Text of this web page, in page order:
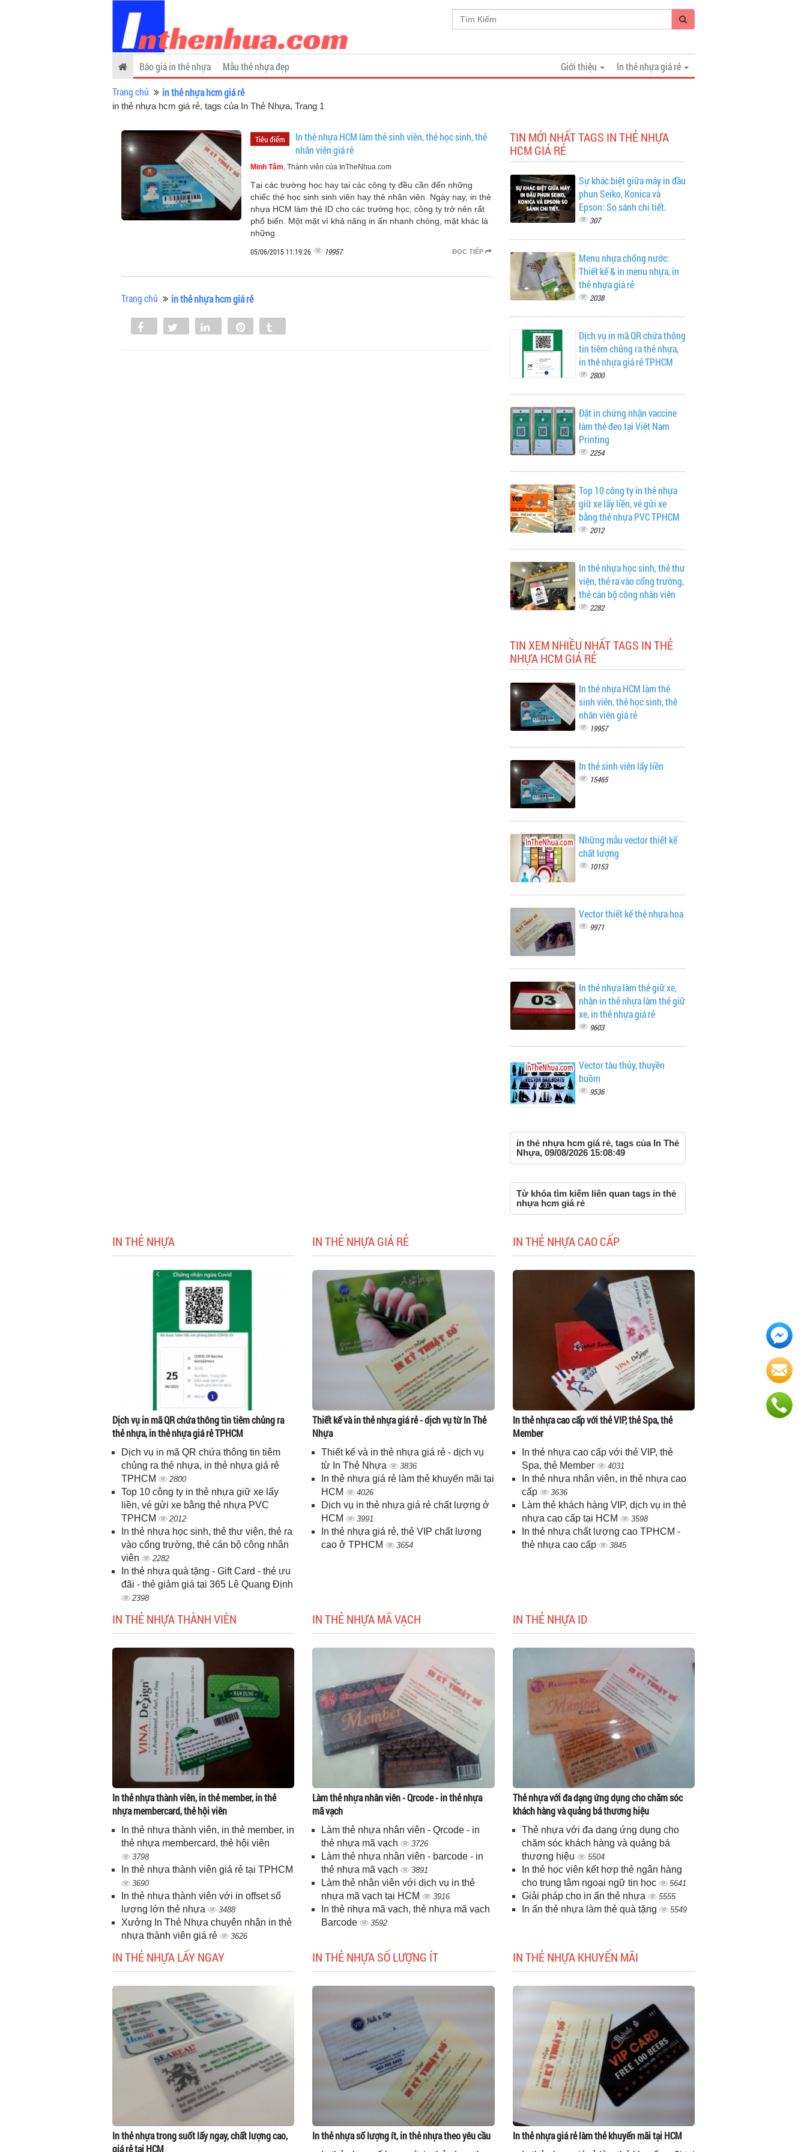
In thẻ nhựa giá rẻ
Báo giá in thẻ nhựa Mẫu thẻ nhựa đẹp
Giới thiệu
Trang chủ
in thẻ nhựa hcm giá rẻ
in thẻ nhựa hcm giá rẻ, tags của In Thẻ Nhựa, Trang 1
Tiêu điểm
In thẻ nhựa HCM làm thẻ sinh viên, thẻ học sinh, thẻ
nhân viên giá rẻ
Minh Tâm, Thành viên của InTheNhua.com
Tại các trường học hay tại các công ty đều cần đến những
chiếc thẻ học sinh sinh viên hay thẻ nhân viên. Ngày nay, in thẻ
nhựa HCM làm thẻ ID cho các trường học, công ty trở nên rất
phổ biến. Một mặt vì khả năng in ấn nhanh chóng, mặt khác là
những
ĐỌC TIẾP
05/06/2015 11:19:26 19957
Trang chủ in thẻ nhựa hcm giá rẻ
Share Tweet Share
TIN MỚI NHẤT TAGS IN THẺ NHỰA
HCM GIÁ RẺ
Sự khác biệt giữa máy in đầu
phun Seiko, Konica và
Epson: So sánh chi tiết.
307
Menu nhựa chống nước:
Thiết kế & in menu nhựa, in
thẻ nhựa giá rẻ
2038
Dịch vụ in mã QR chứa thông
tin tiêm chủng ra thẻ nhựa,
in thẻ nhựa giá rẻ TPHCM
2800
Đặt in chứng nhận vaccine
làm thẻ đeo tại Việt Nam
Printing
2254
Top 10 công ty in thẻ nhựa
giữ xe lấy liền, vé gửi xe
bằng thẻ nhựa PVC TPHCM
2012
In thẻ nhựa học sinh, thẻ thư
viện, thẻ ra vào cổng trường,
thẻ cán bộ công nhân viên
2282
TIN XEM NHIỀU NHẤT TAGS IN THẺ
NHỰA HCM GIÁ RẺ
In thẻ nhựa HCM làm thẻ
sinh viên, thẻ học sinh, thẻ
nhân viên giá rẻ
19957
In thẻ sinh viên lấy liền
15465
Những mẫu vector thiết kế
chất lượng
10153
Vector thiết kế thẻ nhựa hoa
9971
In thẻ nhựa làm thẻ giữ xe,
nhận in thẻ nhựa làm thẻ giữ
xe, in thẻ nhựa giá rẻ
9603
Vector tàu thủy, thuyền
buồm
9536
in thẻ nhựa hcm giá rẻ, tags của In Thẻ
Nhựa, 09/08/2026 15:08:49
Từ khóa tìm kiếm liên quan tags in thẻ
nhựa hcm giá rẻ
IN THẺ NHỰA
Dịch vụ in mã QR chứa thông tin tiêm chủng ra
thẻ nhựa, in thẻ nhựa giá rẻ TPHCM
Dịch vụ in mã QR chứa thông tin tiêm
chủng ra thẻ nhựa, in thẻ nhựa giá rẻ
TPHCM
2800
Top 10 công ty in thẻ nhựa giữ xe lấy
liền, vé gửi xe bằng thẻ nhựa PVC
TPHCM
2012
In thẻ nhựa học sinh, thẻ thư viện, thẻ ra
vào cổng trường, thẻ cán bộ công nhân
viên
2282
In thẻ nhựa quà tặng - Gift Card - thẻ ưu
đãi - thẻ giảm giá tại 365 Lê Quang Định
2398
IN THẺ NHỰA GIÁ RẺ
Thiết kế và in thẻ nhựa giá rẻ - dịch vụ từ In Thẻ
Nhựa
Thiết kế và in thẻ nhựa giá rẻ - dịch vụ
từ In Thẻ Nhựa
3836
In thẻ nhựa giá rẻ làm thẻ khuyến mãi tại
HCM
4026
Dịch vụ in thẻ nhựa giá rẻ chất lượng ở
HCM
3991
In thẻ nhựa giá rẻ, thẻ VIP chất lượng
cao ở TPHCM
3654
IN THẺ NHỰA CAO CẤP
In thẻ nhựa cao cấp với thẻ VIP, thẻ Spa, thẻ
Member
In thẻ nhựa cao cấp với thẻ VIP, thẻ
Spa, thẻ Member
4031
In thẻ nhựa nhân viên, in thẻ nhựa cao
cấp
3636
Làm thẻ khách hàng VIP, dịch vụ in thẻ
nhựa cao cấp tại HCM
3598
In thẻ nhựa chất lượng cao TPHCM -
thẻ nhựa cao cấp
3845
IN THẺ NHỰA THÀNH VIÊN
In thẻ nhựa thành viên, in thẻ member, in thẻ
nhựa membercard, thẻ hội viên
In thẻ nhựa thành viên, in thẻ member, in
thẻ nhựa membercard, thẻ hội viên
3798
In thẻ nhựa thành viên giá rẻ tại TPHCM
3690
In thẻ nhựa thành viên với in offset số
lượng lớn thẻ nhựa
3488
Xưởng In Thẻ Nhựa chuyên nhận in thẻ
nhựa thành viên giá rẻ
3626
IN THẺ NHỰA MÃ VẠCH
Làm thẻ nhựa nhân viên - Qrcode - in thẻ nhựa
mã vạch
Làm thẻ nhựa nhân viên - Qrcode - in
thẻ nhựa mã vạch
3726
Làm thẻ nhựa nhân viên - barcode - in
thẻ nhựa mã vạch
3891
Làm thẻ nhân viên với dịch vụ in thẻ
nhựa mã vạch tại HCM
3916
In thẻ nhựa mã vạch, thẻ nhựa mã vạch
Barcode
3592
IN THẺ NHỰA ID
Thẻ nhựa với đa dạng ứng dụng cho chăm sóc
khách hàng và quảng bá thương hiệu
Thẻ nhựa với đa dạng ứng dụng cho
chăm sóc khách hàng và quảng bá
thương hiệu
5504
In thẻ học viên kết hợp thẻ ngân hàng
cho trung tâm ngoại ngữ tin học
5641
Giải pháp cho in ấn thẻ nhựa 5555
In ấn thẻ nhựa làm thẻ quà tặng 5549
IN THẺ NHỰA LẤY NGAY
In thẻ nhựa trong suốt lấy ngay, chất lượng cao,
giá rẻ tại HCM
IN THẺ NHỰA SỐ LƯỢNG ÍT
In thẻ nhựa số lượng ít, in thẻ nhựa theo yêu cầu
IN THẺ NHỰA KHUYẾN MÃI
In thẻ nhựa giá rẻ làm thẻ khuyến mãi tại HCM